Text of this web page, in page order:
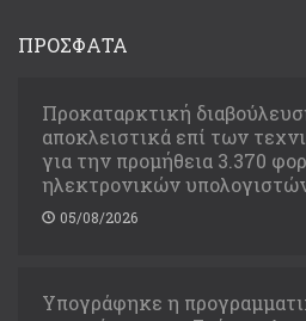
ΠΡΟΣΦΑΤΑ
Προκαταρκτική
αποκλειστικά επί των
για την προμήθεια 3.370
ηλεκτρονικών
05/08/2026
Υπογράφηκε η